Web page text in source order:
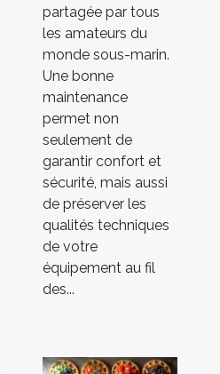
partagée par tous
les amateurs du
monde sous-marin.
Une bonne
maintenance
permet non
seulement de
garantir confort et
sécurité, mais aussi
de préserver les
qualités techniques
de votre
équipement au fil
des...